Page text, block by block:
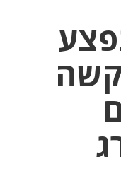
בן 13 נפצע